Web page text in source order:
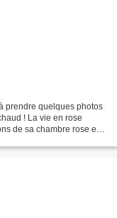
prendre quelques photos
! La vie en rose
de sa chambre rose et